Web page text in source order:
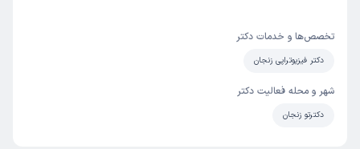
تخصص‌ها و خدمات دکتر
دکتر فیزیوتراپی زنجان
شهر و محله فعالیت دکتر
دکترتو زنجان